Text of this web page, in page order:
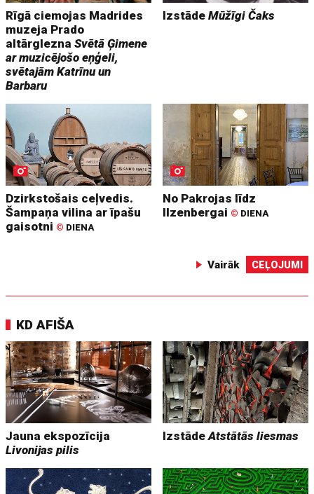
Rīgā ciemojas Madrides
muzeja Prado
altārgleznaSvētā Ģimene
ar muzicējošo eņģeli,
svētajām Katrīnu un
Barbaru
IzstādeMūžīgi Čaks
Dzirkstošais ceļvedis.
Šampaņa vilina ar īpašu
gaisotni © DIENA
No Pakrojas līdz
Ilzenbergai © DIENA
Vairāk CEĻOJUMI
KD AFIŠA
Jauna ekspozīcija
Livonijas pilis
IzstādeAtstātās liesmas